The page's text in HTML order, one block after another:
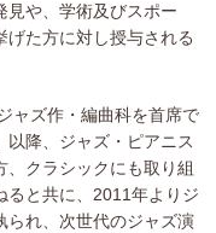
見や、学術及びスポー
げた方に対し授与される
ャズ作・編曲科を首席で
降、ジャズ・ピアニス
、クラシックにも取り組
ると共に、2011年よりジ
られ、次世代のジャズ演